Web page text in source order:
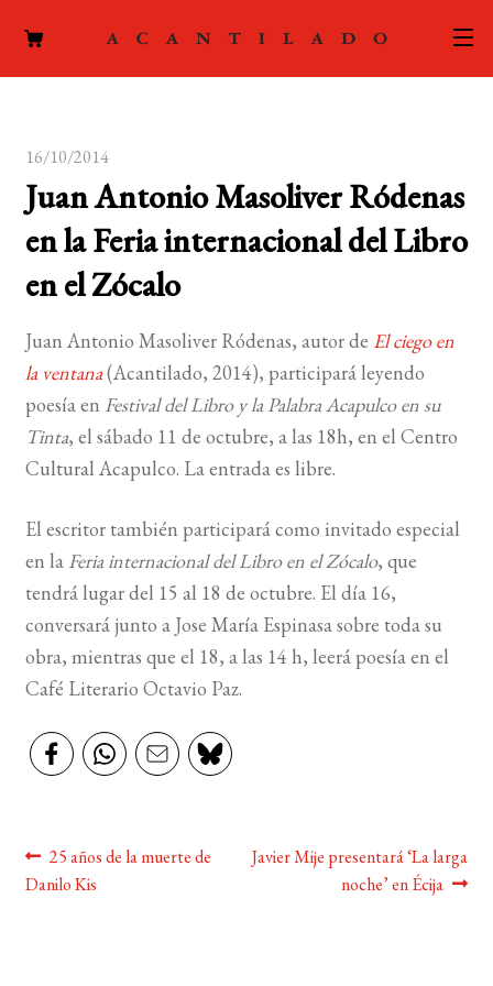
el
menú
ACTUALIDAD
el
FOREIGN RIGHTS
CONTACTO
BUSCAR
LISTA DE LIBROS
16/10/2014
Juan Antonio Masoliver Ródenas
en la Feria internacional del Libro
en el Zócalo
Juan Antonio Masoliver Ródenas, autor de El ciego en
la ventana(Acantilado, 2014), participará leyendo
poesía en Festival del Libro y la Palabra Acapulco en su
Tinta, el sábado 11 de octubre, a las 18h, en el Centro
Cultural Acapulco. La entrada es libre.
El escritor también participará como invitado especial
en la Feria internacional del Libro en el Zócalo, que
tendrá lugar del 15 al 18 de octubre. El día 16,
conversará junto a Jose María Espinasa sobre toda su
obra, mientras que el 18, a las 14 h, leerá poesía en el
Café Literario Octavio Paz.
Navegación
de
Anterior:
25 años de la muerte de
Danilo Kis
Siguiente:
Javier Mije presentará ‘La larga
noche’ en Écija